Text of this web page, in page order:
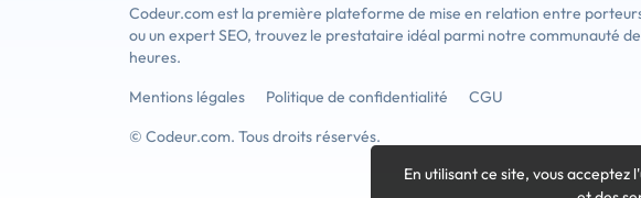
Codeur.com est la première plateforme de mise en relation entre
ou un expert SEO, trouvez le prestataire idéal parmi notre communauté
heures.
Mentions légales
Politique de confidentialité
CGU
© Codeur.com. Tous droits réservés.
En utilisant ce site, vous acceptez